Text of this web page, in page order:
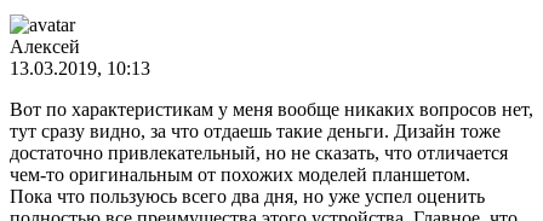
Алексей
13.03.2019, 10:13
Вот по характеристикам у меня вообще никаких вопросов нет,
тут сразу видно, за что отдаешь такие деньги. Дизайн тоже
достаточно привлекательный, но не сказать, что отличается
чем-то оригинальным от похожих моделей планшетом.
Пока что пользуюсь всего два дня, но уже успел оценить